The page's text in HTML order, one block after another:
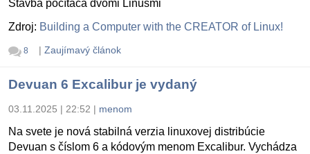
Stavba počítača dvomi Linusmi
Zdroj: Building a Computer with the CREATOR of Linux!
8 | Zaujímavý článok
Devuan 6 Excalibur je vydaný
03.11.2025 | 22:52 | menom
Na svete je nová stabilná verzia linuxovej distribúcie
Devuan s číslom 6 a kódovým menom Excalibur. Vychádza